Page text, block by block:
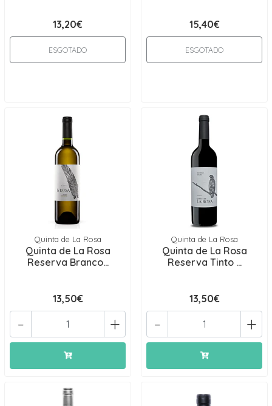
13,20€
ESGOTADO
15,40€
ESGOTADO
Quinta de La Rosa
Quinta de La Rosa
Reserva Branco...
13,50€
+
-
Quinta de La Rosa
Quinta de La Rosa
Reserva Tinto ...
13,50€
+
-